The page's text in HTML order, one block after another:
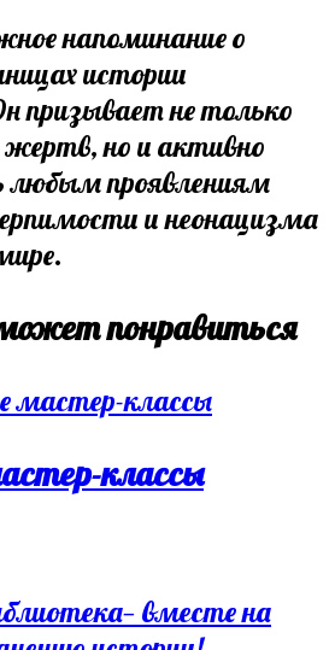
напоминание о
истории
призывает не только
но и активно
любым проявлениям
и неонацизма
понравиться
классы